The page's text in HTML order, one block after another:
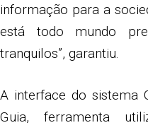
informação para a
está todo mundo
tranquilos”, garantiu.
A interface do sistema
Guia, ferramenta